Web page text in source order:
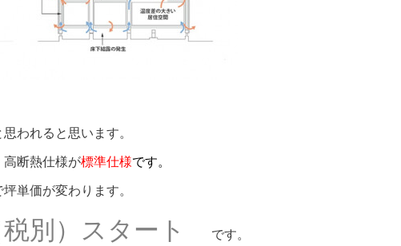
われると思います。
高断熱仕様が標準仕様です。
単価が変わります。
税別）スタート です。